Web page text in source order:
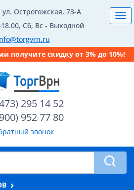
Острогожская, 73-А
Сб, Вс - Выходной
получите скидку от 3% до 10%!
295 14 52
952 77 80
звонок